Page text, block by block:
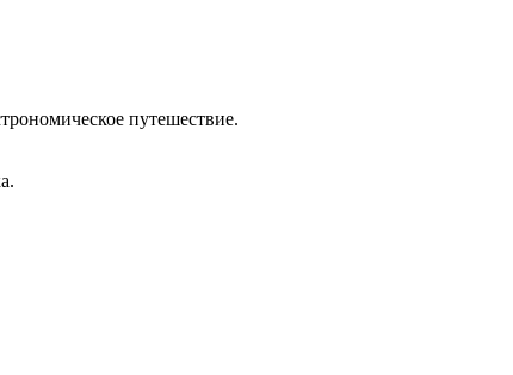
путешествие.